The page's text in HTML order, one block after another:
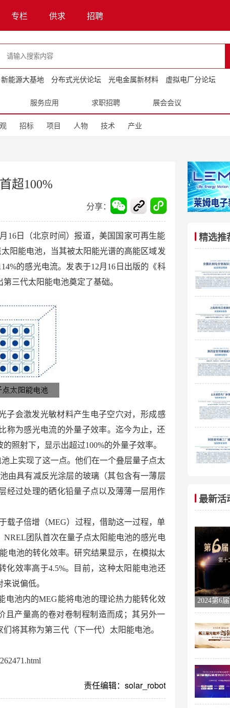
专栏 供求 招聘
新能源大基地 分布式光伏论坛 光电金属新材料 虚拟电厂分论坛
服务应用 求职招聘 展会会议
招标 项目 人物 技术 产业
超100%
分享：
16日（北京时间）报道，美国国家可再生能
阳能电池，当其被太阳能光谱的高能区域发
的感光电流。发表于12月16日出版的《科
三代太阳能电池奠定了基础。
子会激发光敏材料产生电子空穴对，形成感
称为感光电流的外量子效率。迄今为止，还
照射下，显示出超过100%的外量子效率。
上实现了这一点。他们在一个叠层量子点太
由具有减反光涂层的玻璃（其包含有一薄层
经过处理的硒化铅量子点以及薄薄一层用作
载子倍增（MEG）过程，借助这一过程，单
团队首次在量子点太阳能电池的感光电
电池的转化效率。研究结果显示，在模拟太
化效率高于4.5%。目前，这种太阳能电池还
说偏低。
电池内的MEG能将电池的理论热力能转化效
且产量高的卷对卷制程制造而成；其另外一
将其称为第三代（下一代）太阳能电池。
责任编辑：solar_robot
精选推
最新活
2024第6